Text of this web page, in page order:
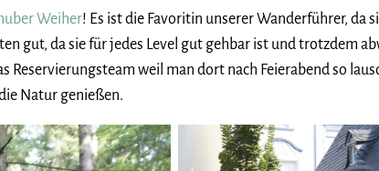
Weiher! Es ist die Favoritin unserer Wanderführer, da
gut, da sie für jedes Level gut gehbar ist und trotzdem
weil man dort nach Feierabend so
Natur genießen.